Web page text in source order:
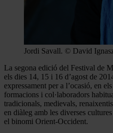
Jordi Savall. © David
La segona edició del Festival de
els dies 14, 15 i 16 d’agost de
expressament per a l’ocasió, en
formacions i col·laboradors
tradicionals, medievals,
en diàleg amb les diverses
el binomi Orient-Occident.